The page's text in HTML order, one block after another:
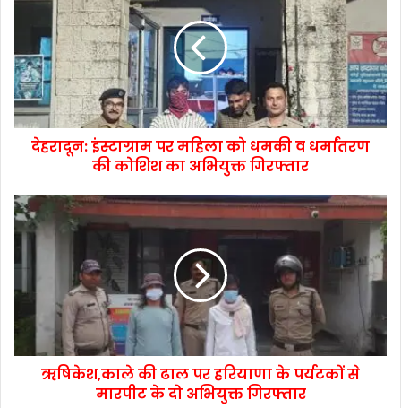
देहरादून: इंस्टाग्राम पर महिला को धमकी व धर्मांतरण
की कोशिश का अभियुक्त गिरफ्तार
ऋषिकेश,काले की ढाल पर हरियाणा के पर्यटकों से
मारपीट के दो अभियुक्त गिरफ्तार